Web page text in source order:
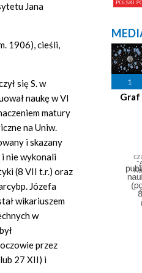
Jana
1906), cieśli,
się S. w
naukę w VI
matury
na Uniw.
i skazany
nie wykonali
(8 VII t.r.) oraz
Józefa
wikariuszem
w
przez
27 XII) i
1
Graf